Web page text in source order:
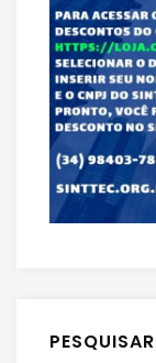
PESQUISAR